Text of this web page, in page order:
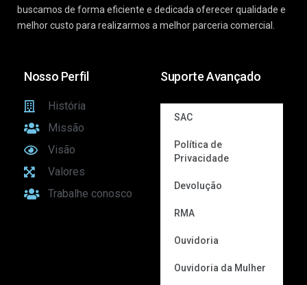
buscamos de forma eficiente e dedicada oferecer qualidade e
melhor custo para realizarmos a melhor parceria comercial.
Nosso Perfil
História
Missão
Visão
Valores
Trabalhe conosco
Suporte Avançado
SAC
Política de
Privacidade
Devolução
RMA
Ouvidoria
Ouvidoria da Mulher